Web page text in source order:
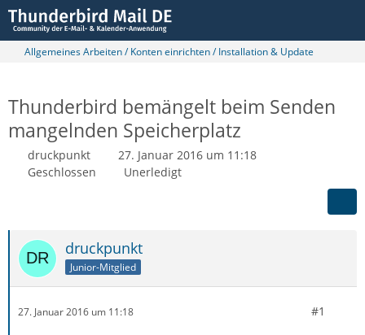
Allgemeines Arbeiten / Konten einrichten / Installation & Update
Thunderbird bemängelt beim Senden
mangelnden Speicherplatz
druckpunkt
27. Januar 2016 um 11:18
Geschlossen
Unerledigt
druckpunkt
Junior-Mitglied
27. Januar 2016 um 11:18 #1